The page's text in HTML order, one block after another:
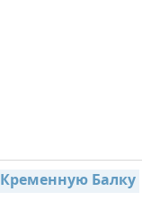
Балку